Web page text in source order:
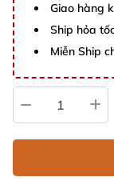
Giao hàng
Ship hỏa
Miễn Ship